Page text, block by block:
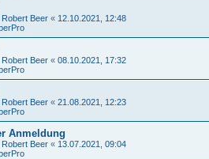
Robert Beer « 12.10.2021, 12:48
Robert Beer « 08.10.2021, 17:32
Robert Beer « 21.08.2021, 12:23
Anmeldung
Robert Beer « 13.07.2021, 09:04